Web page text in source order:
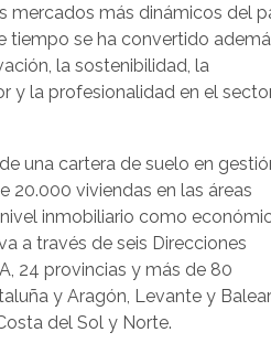
mercados más dinámicos del
tiempo se ha convertido
la sostenibilidad, la
y la profesionalidad en el
una cartera de suelo en
20.000 viviendas en las áreas
inmobiliario como
a través de seis Direcciones
24 provincias y más de 80
y Aragón, Levante y
del Sol y Norte.